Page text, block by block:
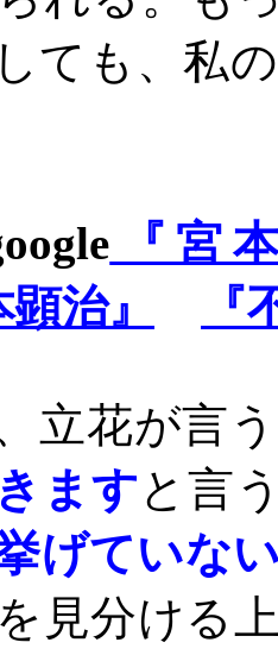
ても、私
『宮
顕治』
立花が言
ますと言
げていな
見分ける